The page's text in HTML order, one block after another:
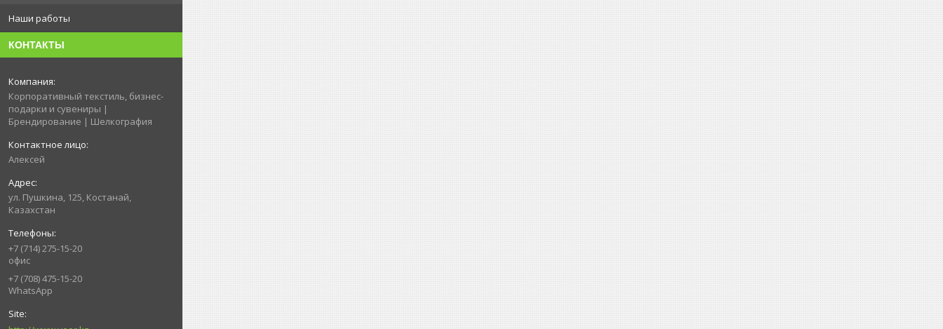
Наши работы
КОНТАКТЫ
Корпоративный текстиль, бизнес-
подарки и сувениры |
Брендирование | Шелкография
Алексей
ул. Пушкина, 125, Костанай,
Казахстан
+7 (714) 275-15-20
офис
+7 (708) 475-15-20
WhatsApp